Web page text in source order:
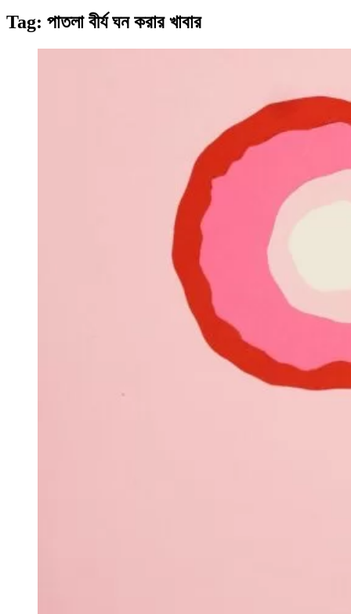
Tag: পাতলা বীর্য ঘন করার খাবার